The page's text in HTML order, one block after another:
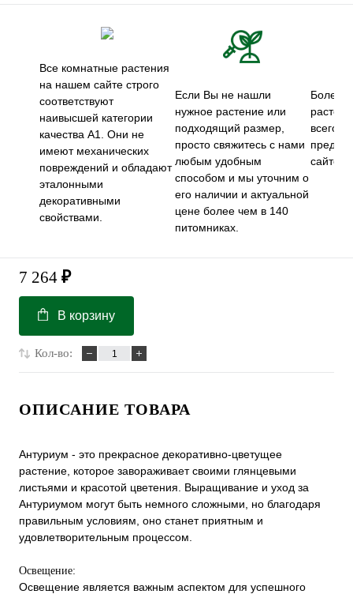
Все комнатные растения
на нашем сайте строго
соответствуют
наивысшей категории
качества А1. Они не
имеют механических
повреждений и обладают
эталонными
декоративными
свойствами.
Если Вы не нашли
нужное растение или
подходящий размер,
просто свяжитесь с нами
любым удобным
способом и мы уточним о
его наличии и актуальной
цене более чем в 140
питомниках.
Более
всего
сайте.
7 264 ₽
В корзину
Кол-во:
ОПИСАНИЕ ТОВАРА
Антуриум - это прекрасное декоративно-цветущее
растение, которое завораживает своими глянцевыми
листьями и красотой цветения. Выращивание и уход за
Антуриумом могут быть немного сложными, но благодаря
правильным условиям, оно станет приятным и
удовлетворительным процессом.
Освещение:
Освещение является важным аспектом для успешного